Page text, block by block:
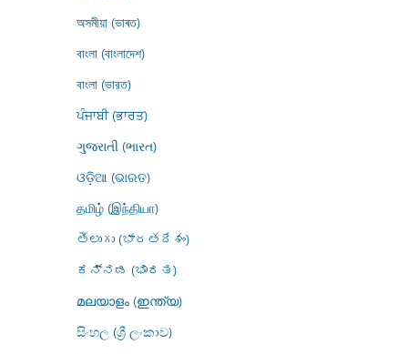
অসমীয়া (ভাৰত)
বাংলা (বাংলাদেশ)
বাংলা (ভারত)
ਪੰਜਾਬੀ (ਭਾਰਤ)
ગુજરાતી (ભારત)
ଓଡ଼ିଆ (ଭାରତ)
தமிழ் (இந்தியா)
తెలుగు (భారతదేశం)
ಕನ್ನಡ (ಭಾರತ)
മലയാളം (ഇന്ത്യ)
සිංහල (ශ්‍රී ලංකාව)